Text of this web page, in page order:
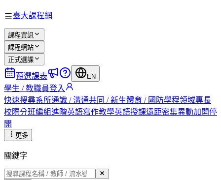
臺大課程網
課程資訊
課程網站
正式選課
預選課表 EN
學生 / 教職員登入
快速搜尋系所通識 / 溝通共同 / 新生體育 / 國防學程領域專長
校際分班編組進階英語寫作教學英語授課遠距密集異動加開停
開
更多
關鍵字